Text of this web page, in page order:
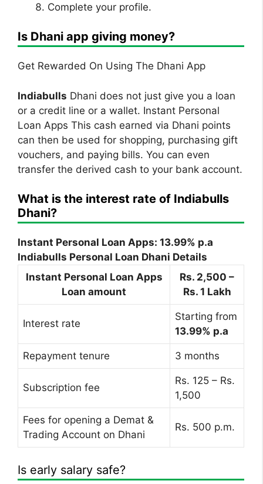
Complete your profile.
Is Dhani app giving money?
Get Rewarded On Using The Dhani App
Indiabulls Dhani does not just give you a loan
or a credit line or a wallet. Instant Personal
Loan Apps This cash earned via Dhani points
can then be used for shopping, purchasing gift
vouchers, and paying bills. You can even
transfer the derived cash to your bank account.
What is the interest rate of Indiabulls
Dhani?
Instant Personal Loan Apps: 13.99% p.a
Indiabulls Personal Loan Dhani Details
Instant Personal Loan Apps
Loan amount
Rs. 2,500 –
Rs. 1 Lakh
Interest rate
Starting from
13.99% p.a
Repayment tenure 3 months
Subscription fee
Rs. 125 – Rs.
1,500
Fees for opening a Demat &
Trading Account on Dhani
Rs. 500 p.m.
Is early salary safe?